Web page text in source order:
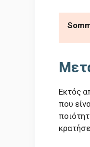
Εκτός
που